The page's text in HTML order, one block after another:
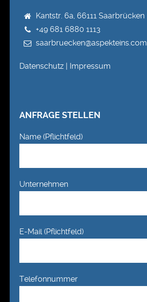
Kantstr. 6a, 66111 Saarbrücken
+49 681 6880 1113
saarbruecken@aspekteins.com
Datenschutz Impressum
ANFRAGE STELLEN
Name (Pflichtfeld)
Unternehmen
E-Mail (Pflichtfeld)
Telefonnummer